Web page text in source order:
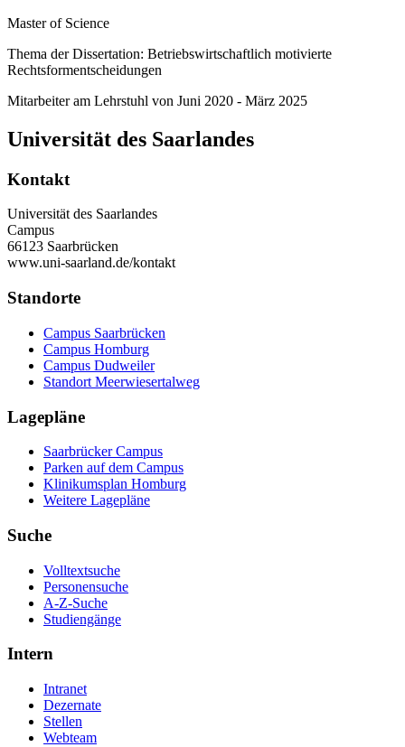
Master of Science
Thema der Dissertation: Betriebswirtschaftlich motivierte
Rechtsformentscheidungen
Mitarbeiter am Lehrstuhl von Juni 2020 - März 2025
Universität des Saarlandes
Kontakt
Universität des Saarlandes
Campus
66123 Saarbrücken
www.uni-saarland.de/kontakt
Standorte
Campus Saarbrücken
Campus Homburg
Campus Dudweiler
Standort Meerwiesertalweg
Lagepläne
Saarbrücker Campus
Parken auf dem Campus
Klinikumsplan Homburg
Weitere Lagepläne
Suche
Volltextsuche
Personensuche
A-Z-Suche
Studiengänge
Intern
Intranet
Dezernate
Stellen
Webteam